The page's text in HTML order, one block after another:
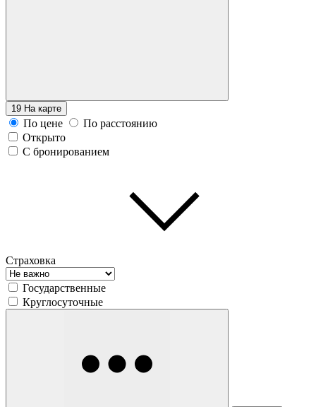
19 На карте
По цене
По расстоянию
Открыто
С бронированием
Страховка
Государственные
Круглосуточные